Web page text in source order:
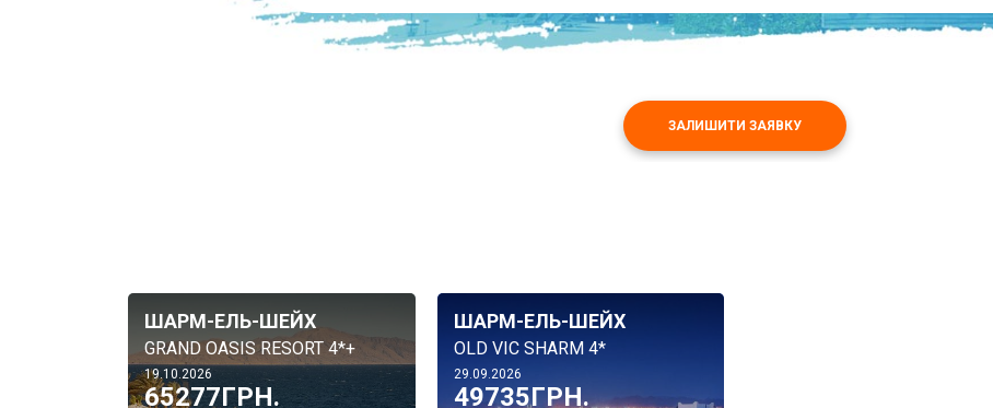
ЗАЛИШИТИ ЗАЯВКУ
ШАРМ-ЕЛЬ-ШЕЙХ
GRAND OASIS RESORT 4*+
19.10.2026
65277ГРН.
ШАРМ-ЕЛЬ-ШЕЙХ
OLD VIC SHARM 4*
29.09.2026
49735ГРН.